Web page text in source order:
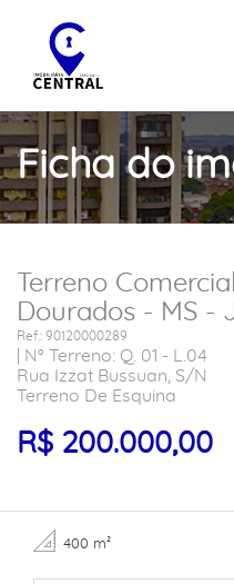
Ficha do
Terreno
Dourados - MS -
Ref.: 90120000289
| Nº Terreno: Q. 01 - L.04
Rua Izzat Bussuan, S/N
Terreno De Esquina
R$ 200.000,00
400 m²